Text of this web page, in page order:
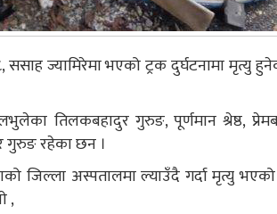
ज्यामिरेमा भएको ट्रक दुर्घटनामा मृत्यु
तिलकबहादुर गुरुङ, पूर्णमान श्रेष्ठ,
गुरुङ रहेका छन ।
जिल्ला अस्पतालमा ल्याउँदै गर्दा मृत्यु
,